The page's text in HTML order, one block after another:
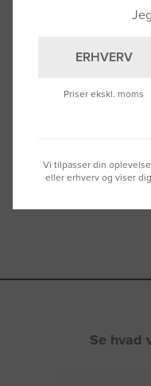
–
Se hvad
ERHVERV
Priser ekskl. moms
Vi tilpasser din
eller erhverv og viser